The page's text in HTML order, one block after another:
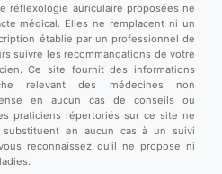
réflexologie auriculaire proposées ne
médical. Elles ne remplacent ni un
établie par un professionnel de
suivre les recommandations de votre
Ce site fournit des informations
relevant des médecines non
en aucun cas de conseils ou
praticiens répertoriés sur ce site ne
en aucun cas à un suivi
reconnaissez qu'il ne propose ni